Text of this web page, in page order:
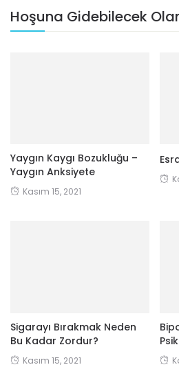
Hoşuna Gidebilecek
Yaygın Kaygı Bozukluğu –
Yaygın Anksiyete
Kasım 15, 2021
Sigarayı Bırakmak Neden
Bu Kadar Zordur?
Kasım 15, 2021